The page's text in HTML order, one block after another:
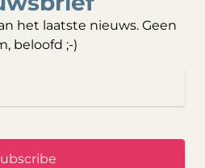
het laatste nieuws. Geen
beloofd ;-)